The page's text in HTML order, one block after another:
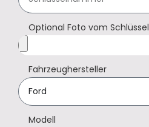
Optional Foto vom Schlüssel
Fahrzeughersteller
Modell